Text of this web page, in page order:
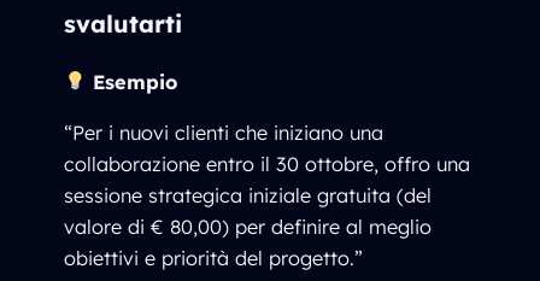
svalutarti
Esempio
“Per i nuovi clienti che iniziano una
collaborazione entro il 30 ottobre, offro una
sessione strategica iniziale gratuita (del
valore di € 80,00) per definire al meglio
obiettivi e priorità del progetto.”